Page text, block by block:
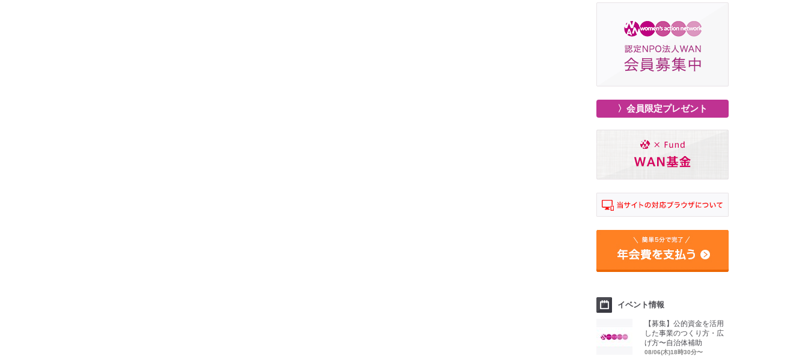
〉会員限定プレゼント
イベント情報
【募集】公的資金を活用
した事業のつくり方・広
げ方〜自治体補助
08/06(木)18時30分〜